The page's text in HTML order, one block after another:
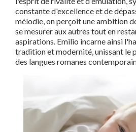
constante d'excellence et de
mélodie, on perçoit une ambition
se mesurer aux autres tout en
aspirations. Emilio incarne ainsi
tradition et modernité, unissant le
des langues romanes